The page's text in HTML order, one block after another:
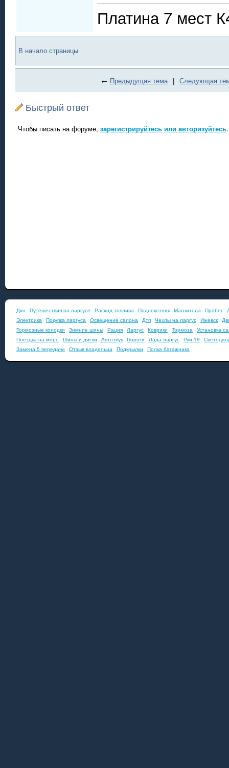
Платина 7 мест
В начало страницы
← Предыдущая тема | Следующая
Быстрый ответ
Чтобы писать на форуме, зарегистрируйтесь или авторизуйтесь.
Дхо Путешествия на ларгусе Расход топлива Подлокотник Магнитола Пробег
Электрика Покупка ларгуса Освещение салона Дтп Чехлы на ларгус Ижевск
Тормозные колодки
Зимние шины Рация Ларгус Коврики Тормоза Установка
Поездка на море
Шины и диски Автозвук Пороги Лада ларгус Рки-19
Замена 5 передачи
Отзыв владельца Подкрылки Полка багажника